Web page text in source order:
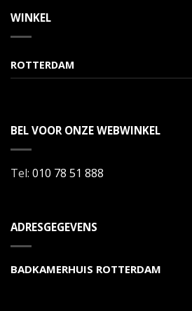
WINKEL
ROTTERDAM
BEL VOOR ONZE WEBWINKEL
Tel: 010 78 51 888
ADRESGEGEVENS
BADKAMERHUIS ROTTERDAM